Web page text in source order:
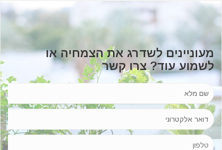
מעוניינים לשדרג את הצמחיה או
לשמוע עוד? צרו קשר